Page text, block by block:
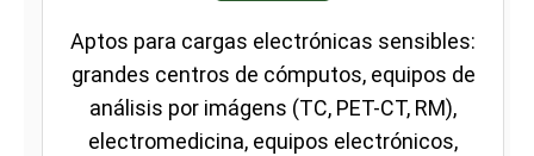
Aptos para cargas electrónicas sensibles:
grandes centros de cómputos, equipos de
análisis por imágens (TC, PET-CT, RM),
electromedicina, equipos electrónicos,